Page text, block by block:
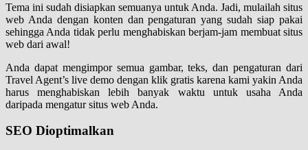
Tema ini sudah disiapkan semuanya untuk Anda. Jadi, mulailah situs
web Anda dengan konten dan pengaturan yang sudah siap pakai
sehingga Anda tidak perlu menghabiskan berjam-jam membuat situs
web dari awal!
Anda dapat mengimpor semua gambar, teks, dan pengaturan dari
Travel Agent’s live demo dengan klik gratis karena kami yakin Anda
harus menghabiskan lebih banyak waktu untuk usaha Anda
daripada mengatur situs web Anda.
SEO Dioptimalkan